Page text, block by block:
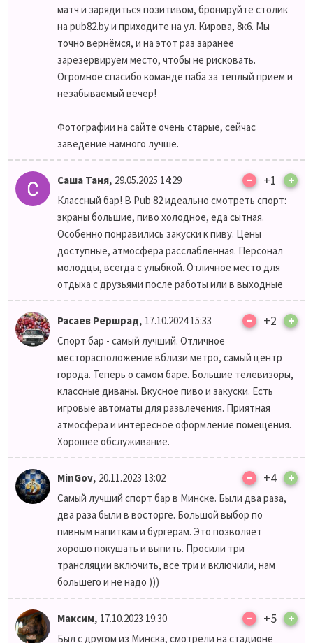
матч и зарядиться позитивом, бронируйте столик
на pub82.by и приходите на ул. Кирова, 8к6. Мы
точно вернёмся, и на этот раз заранее
зарезервируем место, чтобы не рисковать.
Огромное спасибо команде паба за тёплый приём и
незабываемый вечер!
Фотографии на сайте очень старые, сейчас
заведение намного лучше.
Саша Таня, 29.05.2025 14:29 – +1 +
Классный бар! В Pub 82 идеально смотреть спорт:
экраны большие, пиво холодное, еда сытная.
Особенно понравились закуски к пиву. Цены
доступные, атмосфера расслабленная. Персонал
молодцы, всегда с улыбкой. Отличное место для
отдыха с друзьями после работы или в выходные
Расаев Рершрад, 17.10.2024 15:33 – +2 +
Спорт бар - самый лучший. Отличное
месторасположение вблизи метро, самый центр
города. Теперь о самом баре. Большие телевизоры,
классные диваны. Вкусное пиво и закуски. Есть
игровые автоматы для развлечения. Приятная
атмосфера и интересное оформление помещения.
Хорошее обслуживание.
MinGov, 20.11.2023 13:02 – +4 +
Самый лучший спорт бар в Минске. Были два раза,
два раза были в восторге. Большой выбор по
пивным напиткам и бургерам. Это позволяет
хорошо покушать и выпить. Просили три
трансляции включить, все три и включили, нам
большего и не надо )))
Максим, 17.10.2023 19:30 – +5 +
Был с другом из Минска, смотрели на стадионе